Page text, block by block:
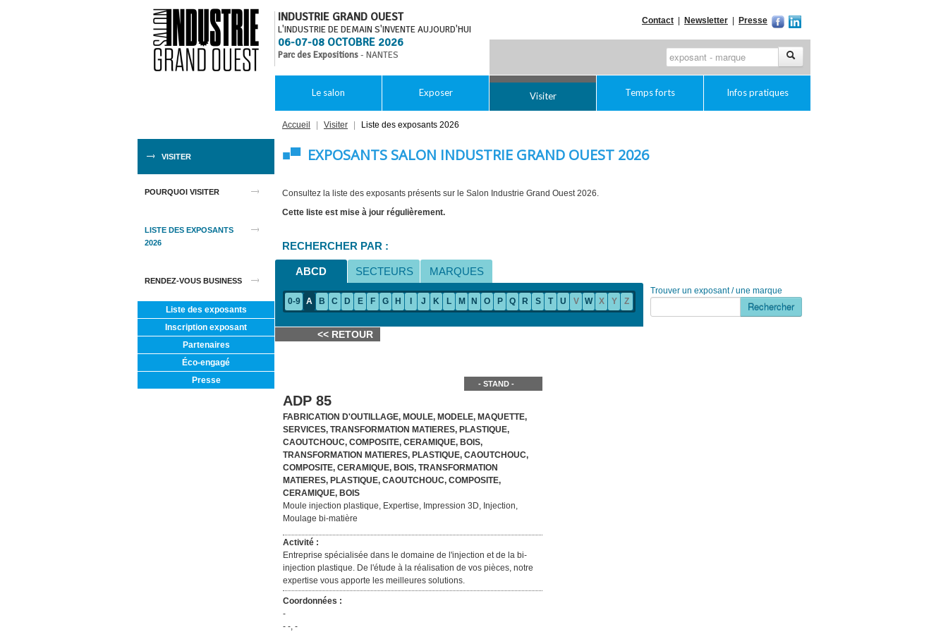
INDUSTRIE GRAND OUEST
L'INDUSTRIE DE DEMAIN S'INVENTE AUJOURD'HUI
06-07-08 OCTOBRE 2026
Parc des Expositions- NANTES
Contact Newsletter Presse
Le salon Exposer Visiter Temps forts Infos pratiques
VISITER
POURQUOI VISITER
LISTE DES EXPOSANTS
2026
RENDEZ-VOUS BUSINESS
Liste des exposants
Inscription exposant
Partenaires
Éco-engagé
Presse
Accueil Visiter Liste des exposants 2026
■▀ EXPOSANTS SALON INDUSTRIE GRAND OUEST 2026
Consultez la liste des exposants présents sur le Salon Industrie Grand Ouest 2026.
Cette liste est mise à jour régulièrement.
RECHERCHER PAR :
ABCD SECTEURS MARQUES
0-9 A B C D E F G H J K L M N O P Q R S T U V W X Y Z
Trouver un exposant / une marque
Rechercher
<< RETOUR
- STAND -
ADP 85
FABRICATION D'OUTILLAGE, MOULE, MODELE, MAQUETTE,
SERVICES, TRANSFORMATION MATIERES, PLASTIQUE,
CAOUTCHOUC, COMPOSITE, CERAMIQUE, BOIS,
TRANSFORMATION MATIERES, PLASTIQUE, CAOUTCHOUC,
COMPOSITE, CERAMIQUE, BOIS, TRANSFORMATION
MATIERES, PLASTIQUE, CAOUTCHOUC, COMPOSITE,
CERAMIQUE, BOIS
Moule injection plastique, Expertise, Impression 3D, Injection,
Moulage bi-matière
Activité :
Entreprise spécialisée dans le domaine de l'injection et de la bi-
injection plastique. De l'étude à la réalisation de vos pièces, notre
expertise vous apporte les meilleures solutions.
Coordonnées :
-
- -, -